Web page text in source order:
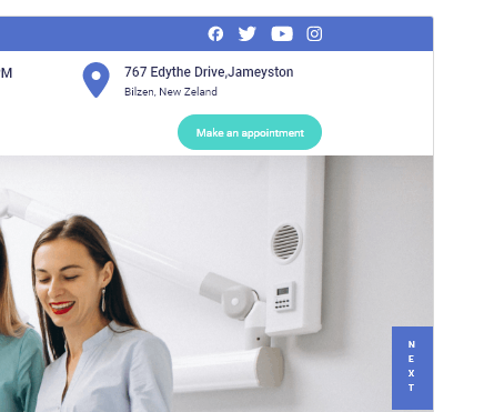
Версия
Последние изменения
Версия PHP
7.2